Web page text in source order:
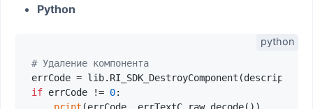
Python
# Удаление компонента
if errCode != 0: